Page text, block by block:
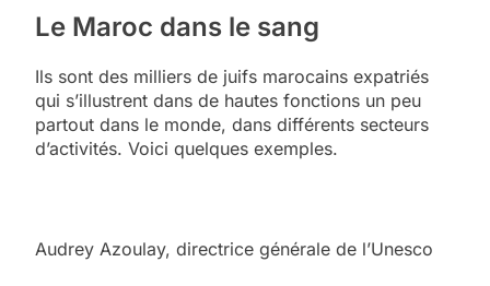
Le Maroc dans le sang
Ils sont des milliers de juifs marocains expatriés
qui s’illustrent dans de hautes fonctions un peu
partout dans le monde, dans différents secteurs
d’activités. Voici quelques exemples.
Audrey Azoulay, directrice générale de l’Unesco